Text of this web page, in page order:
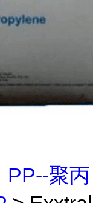
PP--聚丙